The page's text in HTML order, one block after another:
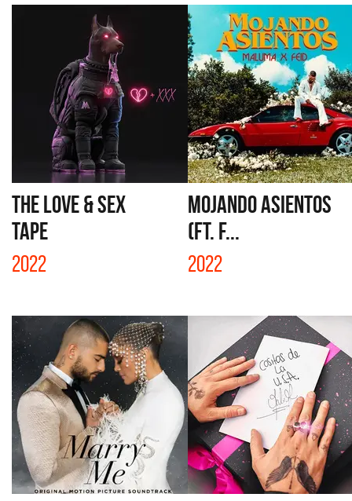
THE LOVE & SEX
TAPE
2022
MOJANDO ASIENTOS
(FT. F...
2022